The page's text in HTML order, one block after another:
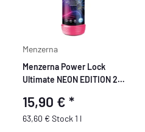
Menzerna
Menzerna Power Lock
Ultimate NEON EDITION 250
15,90 €*
63,60 € Stock 1 l